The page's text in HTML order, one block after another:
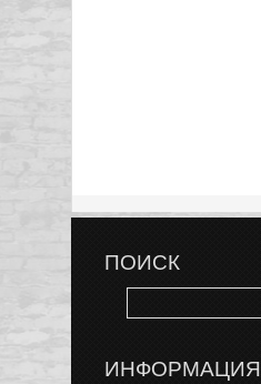
ПОИСК
ИНФОРМАЦИЯ